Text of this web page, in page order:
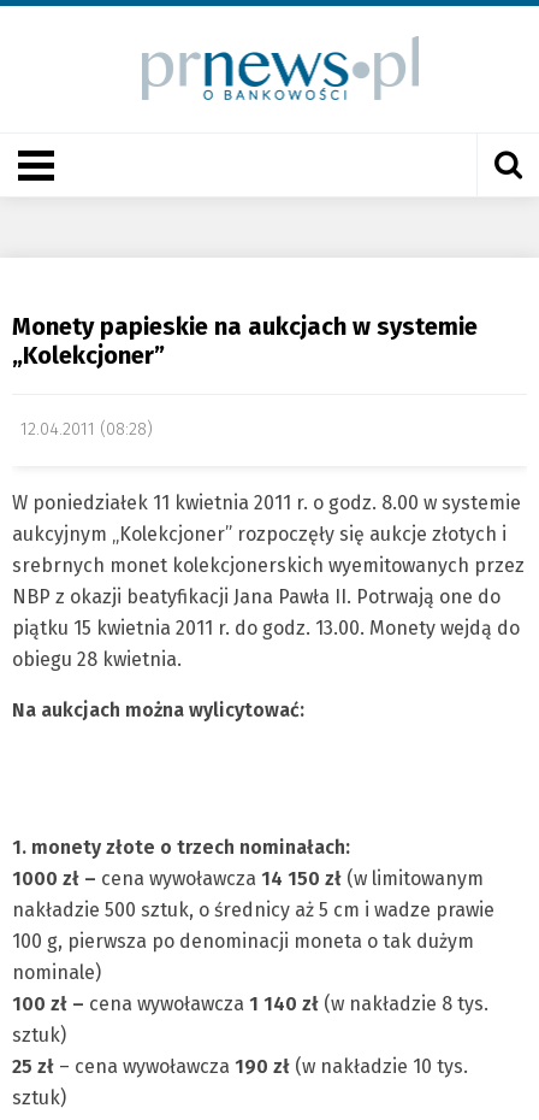
Monety papieskie na aukcjach w systemie
„Kolekcjoner”
12.04.2011 (08:28)
W poniedziałek 11 kwietnia 2011 r. o godz. 8.00 w systemie
aukcyjnym „Kolekcjoner” rozpoczęły się aukcje złotych i
srebrnych monet kolekcjonerskich wyemitowanych przez
NBP z okazji beatyfikacji Jana Pawła II. Potrwają one do
piątku 15 kwietnia 2011 r. do godz. 13.00. Monety wejdą do
obiegu 28 kwietnia.
Na aukcjach można wylicytować:
1. monety złote o trzech nominałach:
1000 zł – cena wywoławcza 14 150 zł (w limitowanym
nakładzie 500 sztuk, o średnicy aż 5 cm i wadze prawie
100 g, pierwsza po denominacji moneta o tak dużym
nominale)
100 zł – cena wywoławcza 1 140 zł (w nakładzie 8 tys.
sztuk)
25 zł – cena wywoławcza 190 zł (w nakładzie 10 tys.
sztuk)